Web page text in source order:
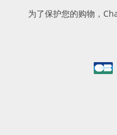
为了保护您的购物，